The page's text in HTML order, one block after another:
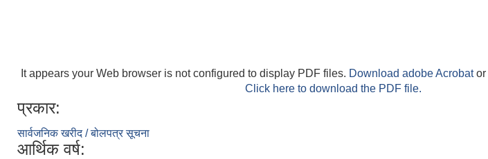
It appears your Web browser is not configured to display PDF files. Download adobe Acrobator
Click here to download the PDF file.
प्रकार:
सार्वजनिक खरीद / बोलपत्र सूचना
आर्थिक वर्ष: